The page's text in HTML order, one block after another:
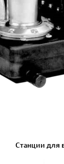
Станции для